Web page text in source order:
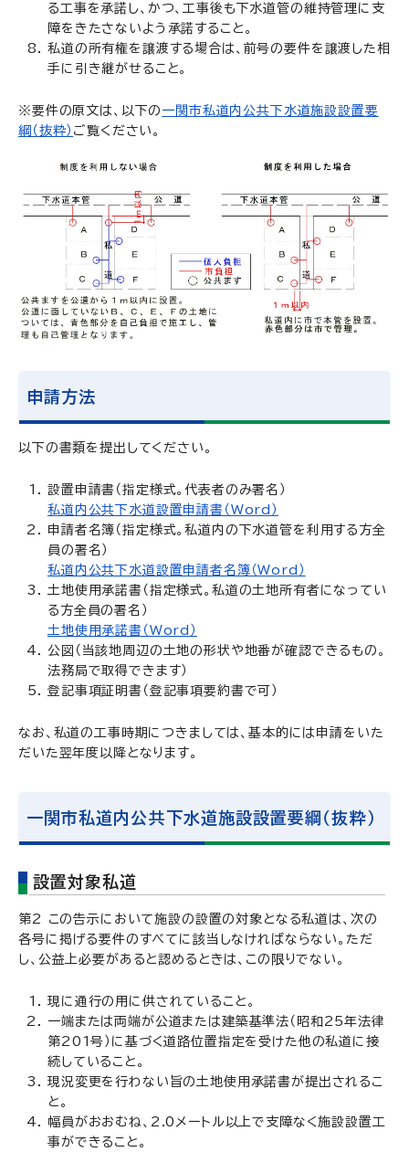
る工事を承諾し、かつ、工事後も下水道管の維持管理に支
障をきたさないよう承諾すること。
私道の所有権を譲渡する場合は、前号の要件を譲渡した相
手に引き継がせること。
※要件の原文は、以下の 一関市私道内公共下水道施設設置要
綱（抜粋） ご覧ください。
申請方法
以下の書類を提出してください。
設置申請書（指定様式。代表者のみ署名）
私道内公共下水道設置申請書（Word）
申請者名簿（指定様式。私道内の下水道管を利用する方全
員の署名）
私道内公共下水道設置申請者名簿（Word）
土地使用承諾書（指定様式。私道の土地所有者になってい
る方全員の署名）
土地使用承諾書（Word）
公図（当該地周辺の土地の形状や地番が確認できるもの。
法務局で取得できます）
登記事項証明書（登記事項要約書で可）
なお、私道の工事時期につきましては、基本的には申請をいた
だいた翌年度以降となります。
一関市私道内公共下水道施設設置要綱（抜粋）
設置対象私道
第2 この告示において施設の設置の対象となる私道は、次の
各号に掲げる要件のすべてに該当しなければならない。ただ
し、公益上必要があると認めるときは、この限りでない。
現に通行の用に供されていること。
一端または両端が公道または建築基準法（昭和25年法律
第201号）に基づく道路位置指定を受けた他の私道に接
続していること。
現況変更を行わない旨の土地使用承諾書が提出されるこ
と。
幅員がおおむね、2.0メートル以上で支障なく施設設置工
事ができること。